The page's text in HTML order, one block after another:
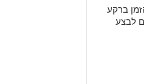
ברקע
לבצע